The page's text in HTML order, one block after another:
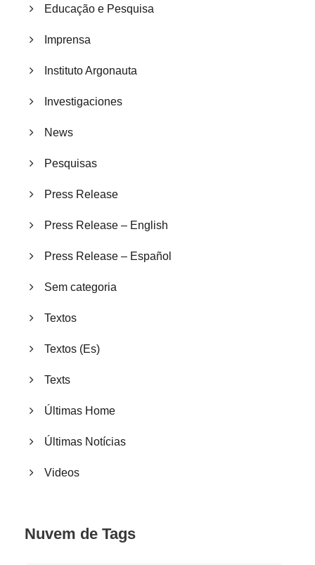
Educação e Pesquisa
Imprensa
Instituto Argonauta
Investigaciones
News
Pesquisas
Press Release
Press Release – English
Press Release – Español
Sem categoria
Textos
Textos (Es)
Texts
Últimas Home
Últimas Notícias
Videos
Nuvem de Tags